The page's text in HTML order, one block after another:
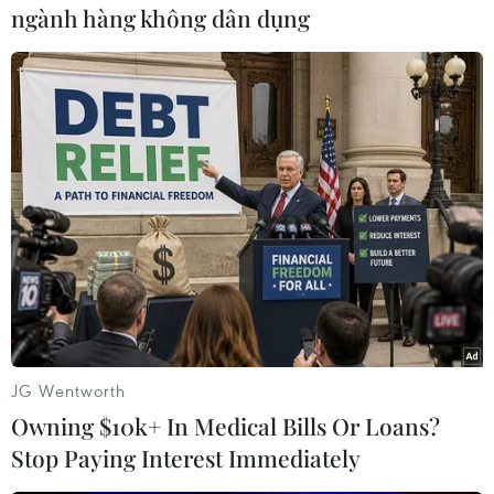
nhận thất bại thứ 8 ở mùa giải này và tiếp tục
đứng cuối bảng xếp hạng khi chỉ có vỏn vẹn 9
điểm sau 13 trận đã đấu./.
(Vietnam+)
ngành hàng không dân dụng
JG Wentworth
Owning $10k+ In Medical Bills Or Loans?
Stop Paying Interest Immediately